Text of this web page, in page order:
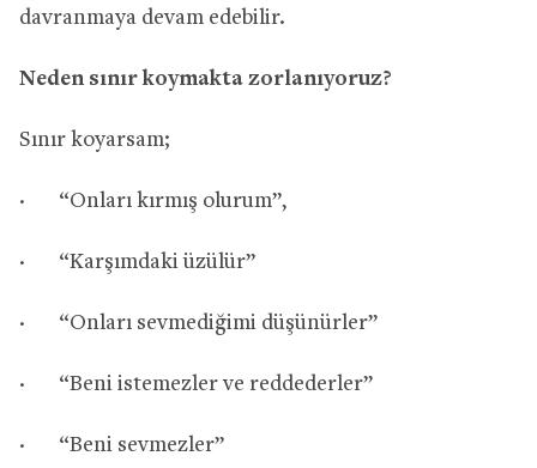
davranmaya devam edebilir.
Neden sınır koymakta zorlanıyoruz?
Sınır koyarsam;
· “Onları kırmış olurum”,
· “Karşımdaki üzülür”
· “Onları sevmediğimi düşünürler’’
· “Beni istemezler ve reddederler’’
· “Beni sevmezler’’